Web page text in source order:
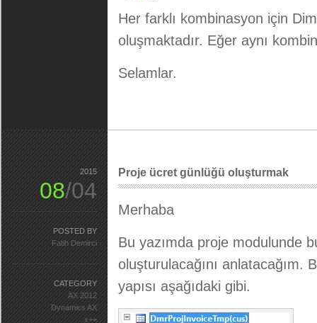
Her farklı kombinasyon için
oluşmaktadır. Eğer aynı
Selamlar.
Proje ücret günlüğü oluşturmak
Merhaba
Bu yazımda proje modulunde
oluşturulacağını
yapısı aşağıdaki gibi.
2015
08/04
POSTED BY
Fatih Demirci
CATEGORY
AX 2012
Dynamics AX
x++